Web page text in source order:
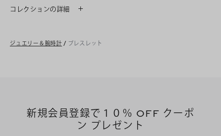
コレクションの詳細
ジュエリー＆腕時計 / ブレスレット
新規会員登録で１０％ OFF クーポ
ン プレゼント